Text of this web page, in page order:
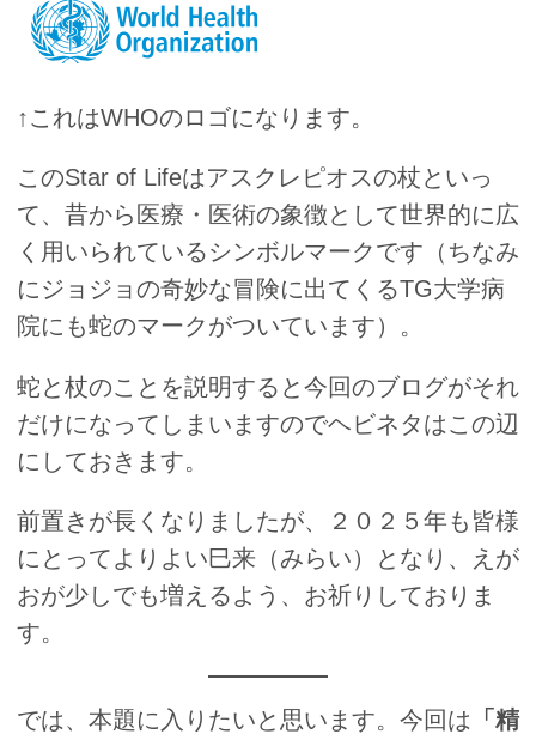
↑これはWHOのロゴになります。
このStar of Lifeはアスクレピオスの杖といっ
て、昔から医療・医術の象徴として世界的に広
く用いられているシンボルマークです（ちなみ
にジョジョの奇妙な冒険に出てくるTG大学病
院にも蛇のマークがついています）。
蛇と杖のことを説明すると今回のブログがそれ
だけになってしまいますのでヘビネタはこの辺
にしておきます。
前置きが長くなりましたが、２０２５年も皆様
にとってよりよい巳来（みらい）となり、えが
おが少しでも増えるよう、お祈りしておりま
す。
では、本題に入りたいと思います。今回は 「精